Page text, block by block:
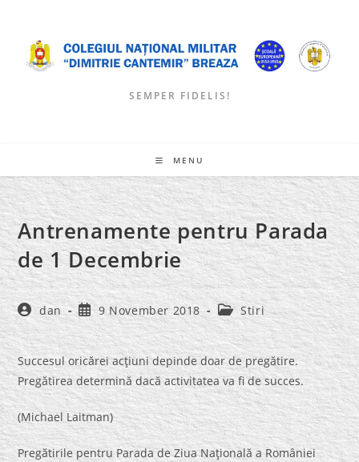
content
SEMPER FIDELIS!
MENU
Antrenamente pentru Parada
de 1 Decembrie
Post
author:
dan
Post
published:
9 November 2018
Post
category:
Stiri
Succesul oricărei acţiuni depinde doar de pregătire.
Pregătirea determină dacă activitatea va fi de succes.
(Michael Laitman)
Pregătirile pentru Parada de Ziua Naţională a României